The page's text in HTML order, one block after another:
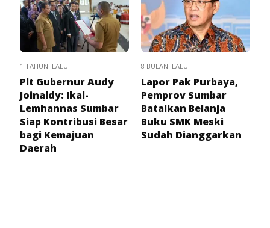
1 TAHUN LALU
Plt Gubernur Audy
Joinaldy: Ikal-
Lemhannas Sumbar
Siap Kontribusi Besar
bagi Kemajuan
Daerah
8 BULAN LALU
Lapor Pak Purbaya,
Pemprov Sumbar
Batalkan Belanja
Buku SMK Meski
Sudah Dianggarkan